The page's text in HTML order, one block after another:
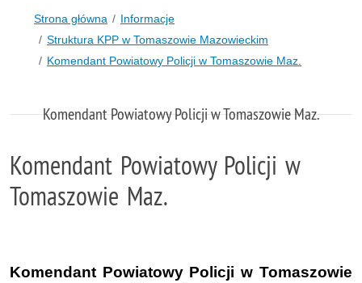
Strona główna
Informacje
Struktura KPP w Tomaszowie Mazowieckim
Komendant Powiatowy Policji w Tomaszowie Maz.
Komendant Powiatowy Policji w Tomaszowie Maz.
Komendant Powiatowy Policji w
Tomaszowie Maz.
Komendant Powiatowy Policji w Tomaszowie